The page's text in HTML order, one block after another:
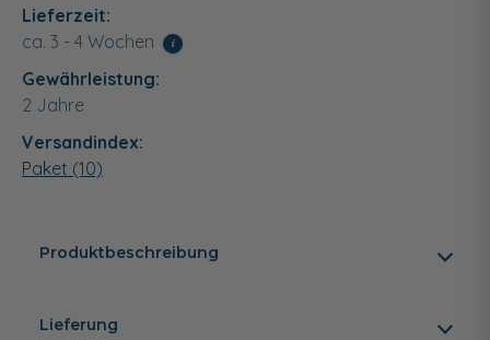
Lieferzeit:
ca. 3 - 4 Wochen
i
Gewährleistung:
2 Jahre
Versandindex:
Paket (10)
Produktbeschreibung
Lieferung